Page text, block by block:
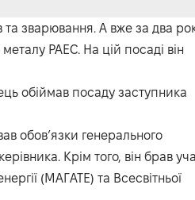
та зварювання. А вже за два
РАЕС. На цій посаді він
обіймав посаду заступника
обов’язки генерального
Крім того, він брав
(МАГАТЕ) та Всесвітньої